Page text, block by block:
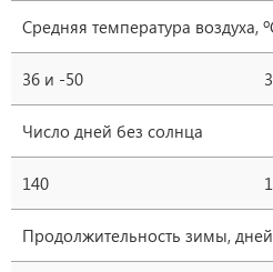
Средняя температура воздуха,
36 и -50
Число дней без солнца
140
Продолжительность зимы, дней